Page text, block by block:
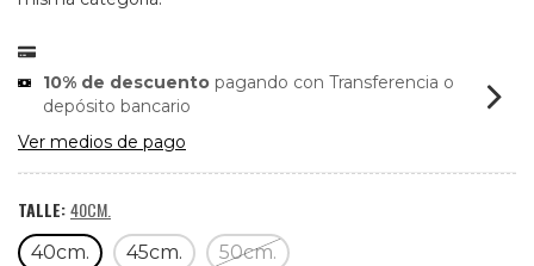
10% de descuento pagando con Transferencia o
depósito bancario
Ver medios de pago
TALLE:40CM.
40cm. 45cm. 50cm.